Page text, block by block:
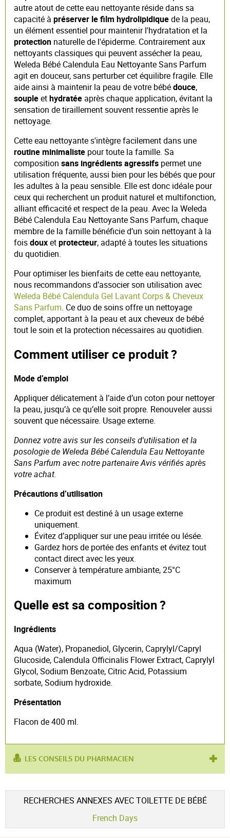
autre atout de cette eau nettoyante réside dans sa
capacité à préserver le film hydrolipidiquede la peau,
un élément essentiel pour maintenir l'hydratation et la
protection naturelle de l'épiderme. Contrairement aux
nettoyants classiques qui peuvent assécher la peau,
Weleda Bébé Calendula Eau Nettoyante Sans Parfum
agit en douceur, sans perturber cet équilibre fragile. Elle
aide ainsi à maintenir la peau de votre bébédouce,
soupleethydratée après chaque application, évitant la
sensation de tiraillement souvent ressentie après le
nettoyage.
Cette eau nettoyante s'intègre facilement dans une
routine minimaliste pour toute la famille. Sa
composition sans ingrédients agressifs permet une
utilisation fréquente, aussi bien pour les bébés que pour
les adultes à la peau sensible. Elle est donc idéale pour
ceux qui recherchent un produit naturel et multifonction,
alliant efficacité et respect de la peau. Avec la Weleda
Bébé Calendula Eau Nettoyante Sans Parfum, chaque
membre de la famille bénéficie d’un soin nettoyant à la
foisdouxetprotecteur, adapté à toutes les situations
du quotidien.
Pour optimiser les bienfaits de cette eau nettoyante,
nous recommandons d’associer son utilisation avec
Weleda Bébé Calendula Gel Lavant Corps & Cheveux
Sans Parfum. Ce duo de soins offre un nettoyage
complet, apportant à la peau et aux cheveux de bébé
tout le soin et la protection nécessaires au quotidien.
Comment utiliser ce produit ?
Mode d’emploi
Appliquer délicatement à l’aide d’un coton pour nettoyer
la peau, jusqu’à ce qu’elle soit propre. Renouveler aussi
souvent que nécessaire. Usage externe.
Donnez votre avis sur les conseils d'utilisation et la
posologie de Weleda Bébé Calendula Eau Nettoyante
Sans Parfum avec notre partenaire Avis vérifiés après
votre achat.
Précautions d’utilisation
Ce produit est destiné à un usage externe
uniquement.
Évitez d’appliquer sur une peau irritée ou lésée.
Gardez hors de portée des enfants et évitez tout
contact direct avec les yeux.
Conserver à température ambiante, 25°C
maximum
Quelle est sa composition ?
Ingrédients
Aqua (Water), Propanediol, Glycerin, Caprylyl/Capryl
Glucoside, Calendula Officinalis Flower Extract, Caprylyl
Glycol, Sodium Benzoate, Citric Acid, Potassium
sorbate, Sodium hydroxide.
Présentation
Flacon de 400 ml.
LES CONSEILS DU PHARMACIEN
RECHERCHES ANNEXES AVEC TOILETTE DE BÉBÉ
French Days